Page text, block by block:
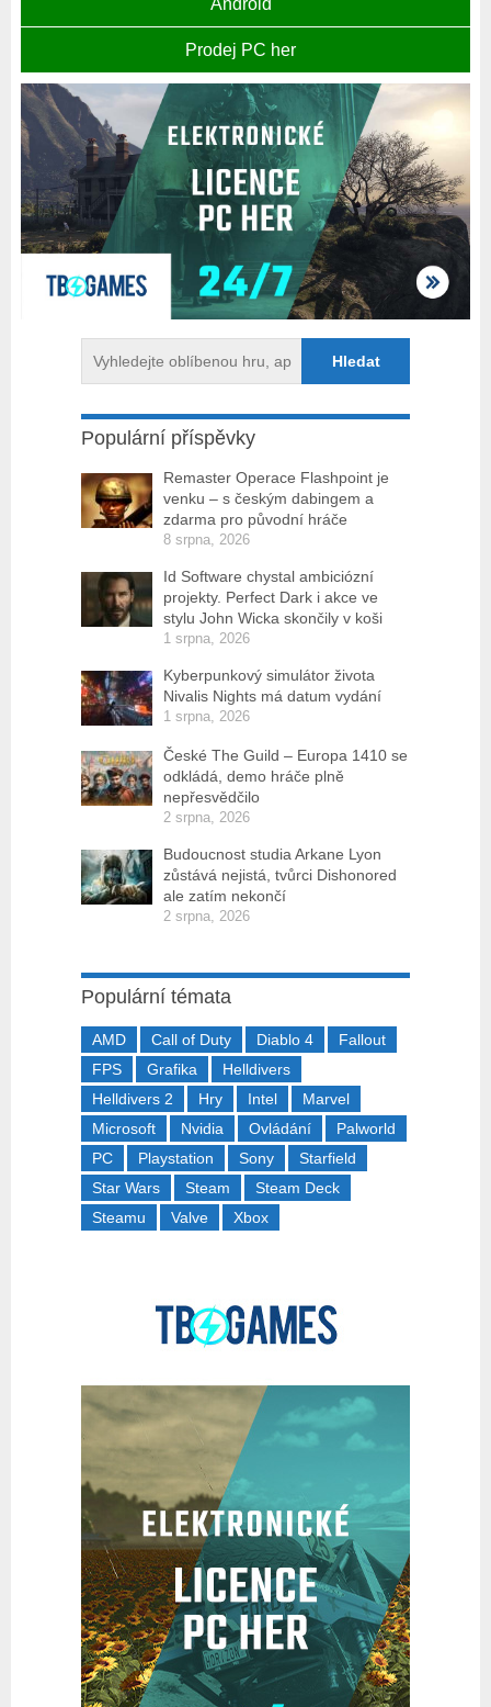
Prodej PC her
Populární příspěvky
Remaster Operace Flashpoint je
venku – s českým dabingem a
zdarma pro původní hráče
8 srpna, 2026
Id Software chystal ambiciózní
projekty. Perfect Dark i akce ve
stylu John Wicka skončily v koši
1 srpna, 2026
Kyberpunkový simulátor života
Nivalis Nights má datum vydání
1 srpna, 2026
České The Guild – Europa 1410 se
odkládá, demo hráče plně
nepřesvědčilo
2 srpna, 2026
Budoucnost studia Arkane Lyon
zůstává nejistá, tvůrci Dishonored
ale zatím nekončí
2 srpna, 2026
Populární témata
AMD Call of Duty Diablo 4
Fallout
FPS
Grafika
Helldivers
Helldivers 2
Hry Intel
Marvel
Microsoft
Nvidia Ovládání
Palworld
PC
Playstation Sony
Starfield
Star Wars
Steam
Steam Deck
Steamu
Valve Xbox